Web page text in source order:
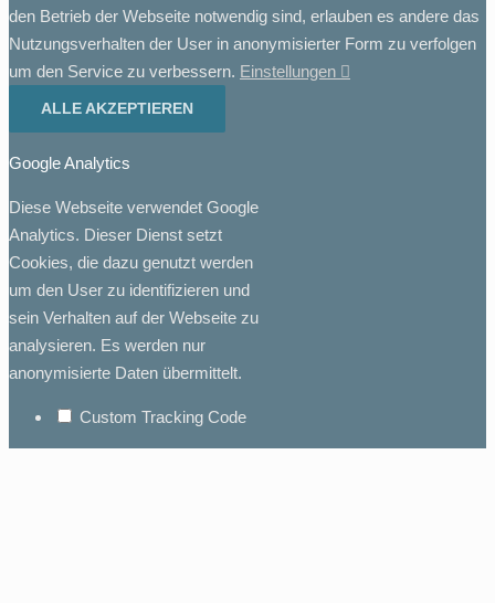
den Betrieb der Webseite notwendig sind, erlauben es andere das
Nutzungsverhalten der User in anonymisierter Form zu verfolgen
um den Service zu verbessern. Einstellungen
ALLE AKZEPTIEREN
Google Analytics
Diese Webseite verwendet Google
Analytics. Dieser Dienst setzt
Cookies, die dazu genutzt werden
um den User zu identifizieren und
sein Verhalten auf der Webseite zu
analysieren. Es werden nur
anonymisierte Daten übermittelt.
Custom Tracking Code